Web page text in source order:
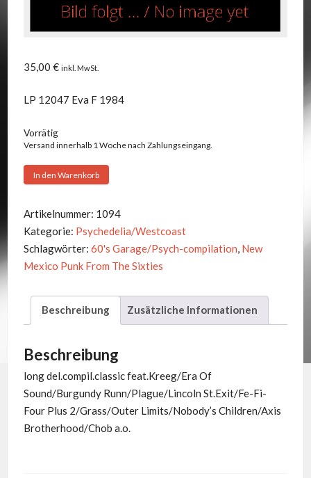
35,00 € inkl. MwSt.
LP 12047 Eva F 1984
Vorrätig
Versand innerhalb 1 Woche nach Zahlungseingang.
V.A.
NEW
MEXICO
PUNK
FROM
SIXTIES
Menge
In den Warenkorb
Artikelnummer: 1094
Kategorie: Psychedelia/Westcoast
Schlagwörter: 60's Garage/Psych-compilation, New
Mexico Punk From The Sixties
Beschreibung Zusätzliche Informationen
Beschreibung
long del.compil.classic feat.Kreeg/Era Of
Sound/Burgundy Runn/Plague/Lincoln St.Exit/Fe-Fi-
Four Plus 2/Grass/Outer Limits/Nobody’s Children/Axis
Brotherhood/Chob a.o.